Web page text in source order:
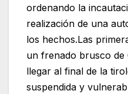
ordenando la
realización de una
los hechos.Las
un frenado brusco de
llegar al final de la
suspendida y